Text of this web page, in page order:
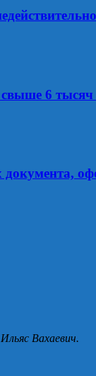
свыше 6
Вахаевич.